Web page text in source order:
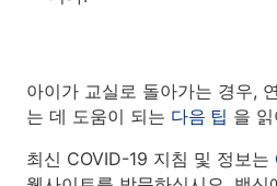
아이가 교실로 돌아가는 경우,
는 데 도움이 되는 다음 팁 을
최신 COVID-19 지침 및 정보는